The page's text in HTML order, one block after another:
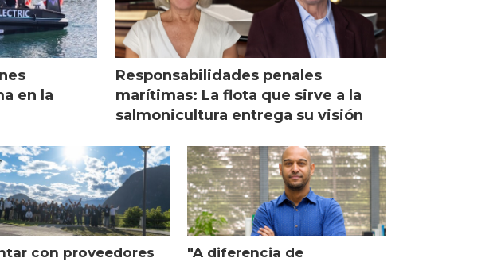
en la
Responsabilidades penales
marítimas: La flota que sirve a la
salmonicultura entrega su visión
con proveedores
"A diferencia de